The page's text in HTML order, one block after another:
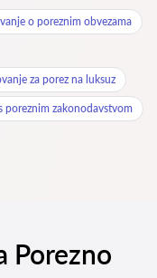
o poreznim obvezama
za porez na luksuz
poreznim zakonodavstvom
Porezno